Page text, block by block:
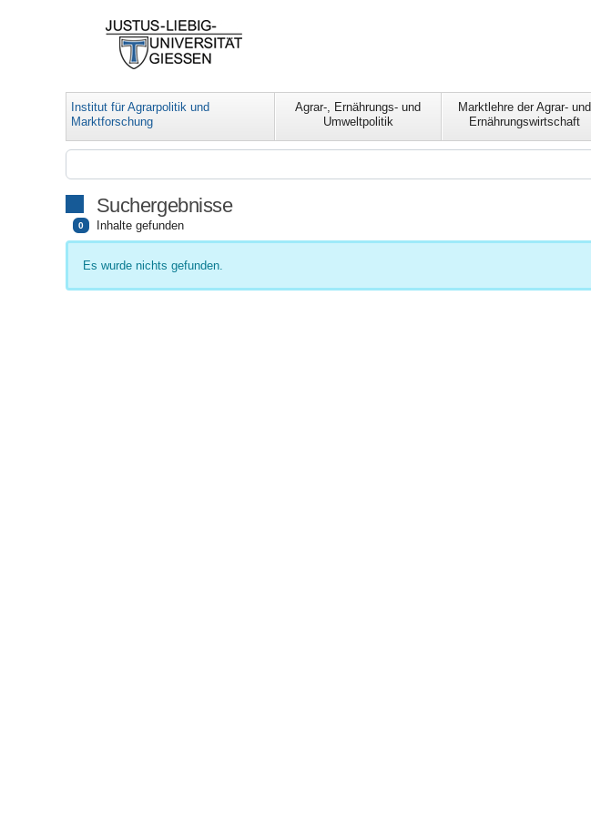
Institut für Agrarpolitik und
Marktforschung
Agrar-, Ernährungs- und
Umweltpolitik
Marktlehre der Agrar- und
Ernährungswirtschaft
Suchergebnisse
0 Inhalte gefunden
Es wurde nichts gefunden.